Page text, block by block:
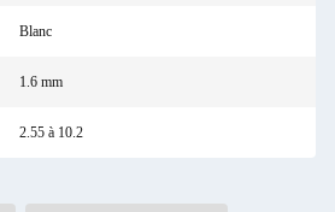
Blanc
1.6 mm
2.55 à 10.2